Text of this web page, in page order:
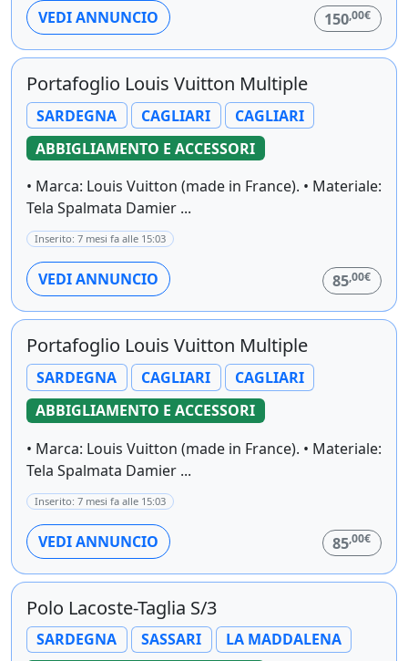
VEDI ANNUNCIO 150,00€
Portafoglio Louis Vuitton Multiple
SARDEGNA CAGLIARI
CAGLIARI
ABBIGLIAMENTO E ACCESSORI
• Marca: Louis Vuitton (made in France). • Materiale:
Tela Spalmata Damier ...
Inserito: 7 mesi fa alle 15:03
VEDI ANNUNCIO 85,00€
Portafoglio Louis Vuitton Multiple
SARDEGNA CAGLIARI
CAGLIARI
ABBIGLIAMENTO E ACCESSORI
• Marca: Louis Vuitton (made in France). • Materiale:
Tela Spalmata Damier ...
Inserito: 7 mesi fa alle 15:03
VEDI ANNUNCIO 85,00€
Polo Lacoste-Taglia S/3
SARDEGNA SASSARI
LA MADDALENA